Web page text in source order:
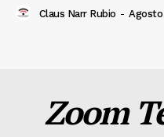
Claus Narr Rubio -
Zoom